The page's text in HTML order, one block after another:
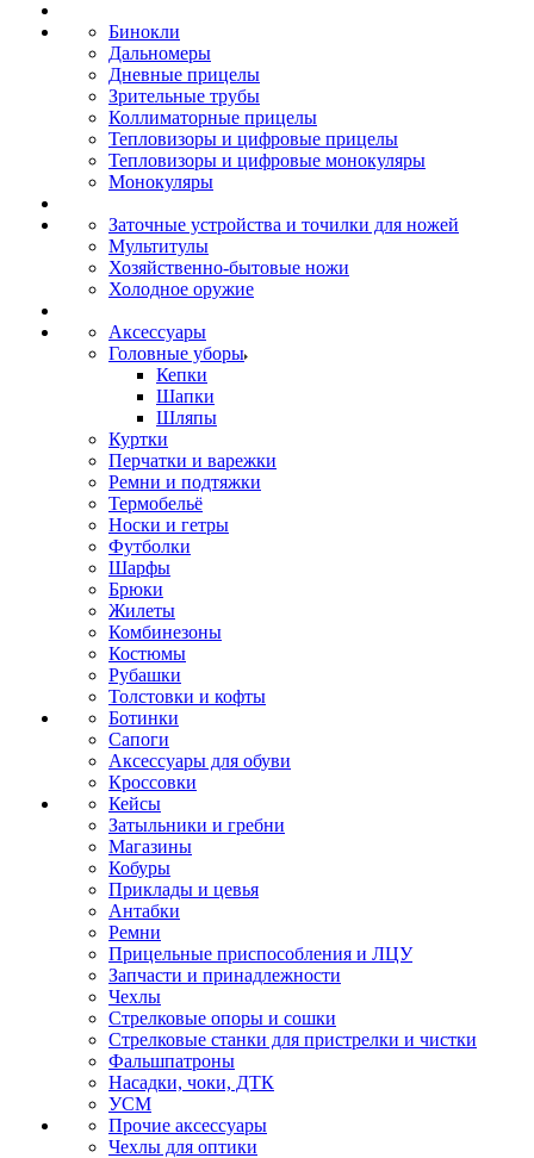
Бинокли
Дальномеры
Дневные прицелы
Зрительные трубы
Коллиматорные прицелы
Тепловизоры и цифровые прицелы
Тепловизоры и цифровые монокуляры
Монокуляры
Заточные устройства и точилки для ножей
Мультитулы
Хозяйственно-бытовые ножи
Холодное оружие
Аксессуары
Головные уборы
Кепки
Шапки
Шляпы
Куртки
Перчатки и варежки
Ремни и подтяжки
Термобельё
Носки и гетры
Футболки
Шарфы
Брюки
Жилеты
Комбинезоны
Костюмы
Рубашки
Толстовки и кофты
Ботинки
Сапоги
Аксессуары для обуви
Кроссовки
Кейсы
Затыльники и гребни
Магазины
Кобуры
Приклады и цевья
Антабки
Ремни
Прицельные приспособления и ЛЦУ
Запчасти и принадлежности
Чехлы
Стрелковые опоры и сошки
Стрелковые станки для пристрелки и чистки
Фальшпатроны
Насадки, чоки, ДТК
УСМ
Прочие аксессуары
Чехлы для оптики